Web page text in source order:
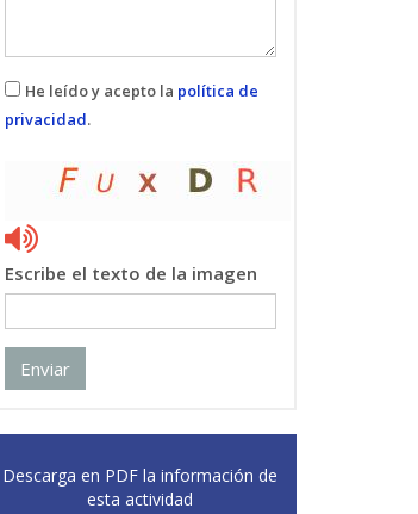
He leído y acepto la política de
privacidad.
Escribe el texto de la imagen
Enviar
Descarga en PDF la información de
esta actividad